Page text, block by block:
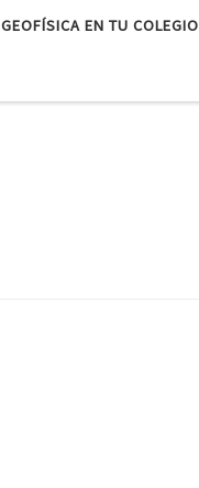
GEOFÍSICA EN TU COLEGIO